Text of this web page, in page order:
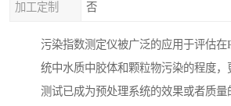
加工定制 否
污染指数测定仪被广泛的应用于评估在
统中水质中胶体和颗粒物污染的程度，
测试已成为预处理系统的效果或者质量